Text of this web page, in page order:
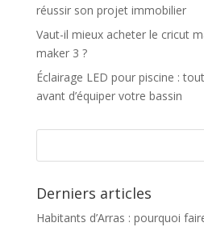
réussir son projet immobilier
Vaut-il mieux acheter le cricut
maker 3 ?
Éclairage LED pour piscine :
avant d’équiper votre bassin
Derniers articles
Habitants d’Arras : pourquoi